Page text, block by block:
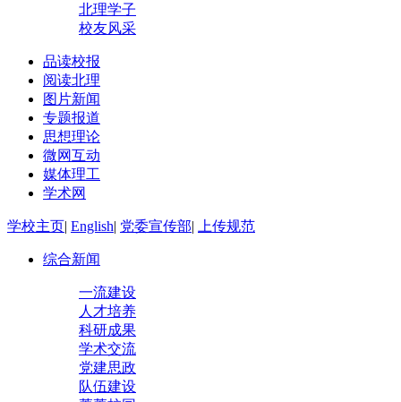
北理学子
校友风采
品读校报
阅读北理
图片新闻
专题报道
思想理论
微网互动
媒体理工
学术网
学校主页| English| 党委宣传部| 上传规范
综合新闻
一流建设
人才培养
科研成果
学术交流
党建思政
队伍建设